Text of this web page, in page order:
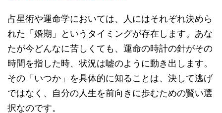
占星術や運命学においては、人にはそれぞれ決めら
れた「婚期」というタイミングが存在します。あな
たが今どんなに苦しくても、運命の時計の針がその
時間を指した時、状況は嘘のように動き出します。
その「いつか」を具体的に知ることは、決して逃げ
ではなく、自分の人生を前向きに歩むための賢い選
択なのです。